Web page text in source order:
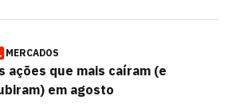
MERCADOS
ações que mais caíram (e
em agosto